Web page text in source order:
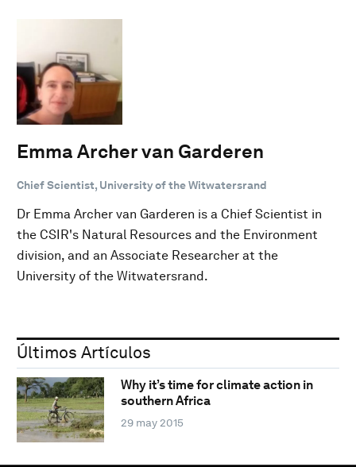
Emma Archer van Garderen
Chief Scientist, University of the Witwatersrand
Dr Emma Archer van Garderen is a Chief Scientist in
the CSIR's Natural Resources and the Environment
division, and an Associate Researcher at the
University of the Witwatersrand.
Últimos Artículos
Why it’s time for climate action in
southern Africa
29 may 2015